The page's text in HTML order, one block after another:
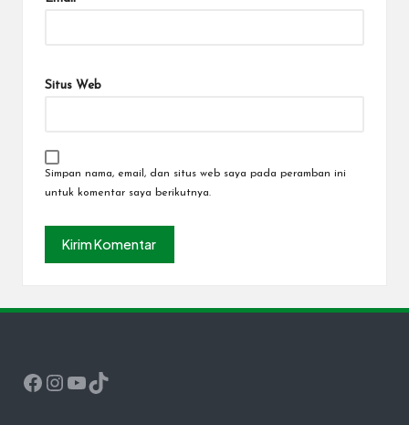
Situs Web
Simpan nama, email, dan situs web saya pada peramban ini
untuk komentar saya berikutnya.
Facebook
Instagram
YouTube
TikTok